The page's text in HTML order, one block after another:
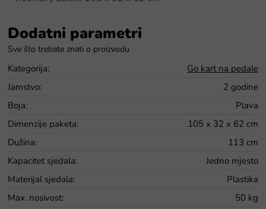
Dodatni parametri
Kategorija:
Go kart na pedale
Jamstvo:
2 godine
Boja:
Plava
Dimenzije paketa:
105 x 32 x 62 cm
Dužina:
113 cm
Kapacitet sjedala:
Jedno mjesto
Materijal sjedala:
Plastika
Max. nosivost:
50 kg